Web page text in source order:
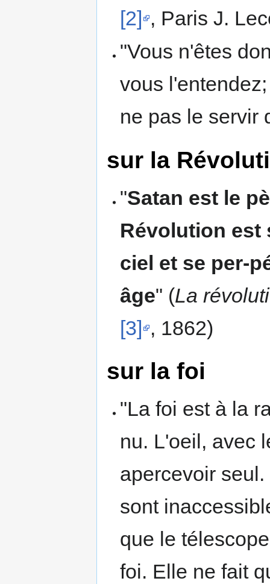
[2] , Paris J.
"Vous n'êtes
vous
ne pas le servir
sur la
"Satan est le
Révolution est
ciel et se per-
âge" (La
[3] , 1862)
sur la foi
"La foi est à la
nu. L'oeil, avec
apercevoir
sont
que le
foi. Elle ne fait